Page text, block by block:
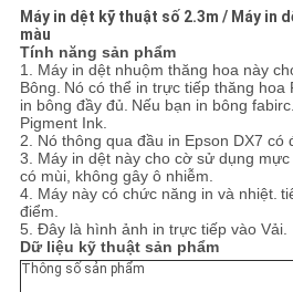
COMPANY
NEWS
SƠ
ĐỒ
TRANG
WEB
Máy in dệt kỹ thuật số 2.3m / Máy in
màu
Tính năng sản phẩm
1. Máy in dệt nhuộm thăng hoa này
Bông. Nó có thể in trực tiếp thăng hoa
in bông đầy đủ. Nếu bạn in bông fabirc.
Pigment Ink.
2. Nó thông qua đầu in Epson DX7 có
3. Máy in dệt này cho cờ sử dụng
có mùi, không gây ô nhiễm.
4. Máy này có chức năng in và nhiệt.
điểm.
5. Đây là hình ảnh in trực tiếp vào Vải.
Dữ liệu kỹ thuật sản phẩm
Thông số sản phẩm